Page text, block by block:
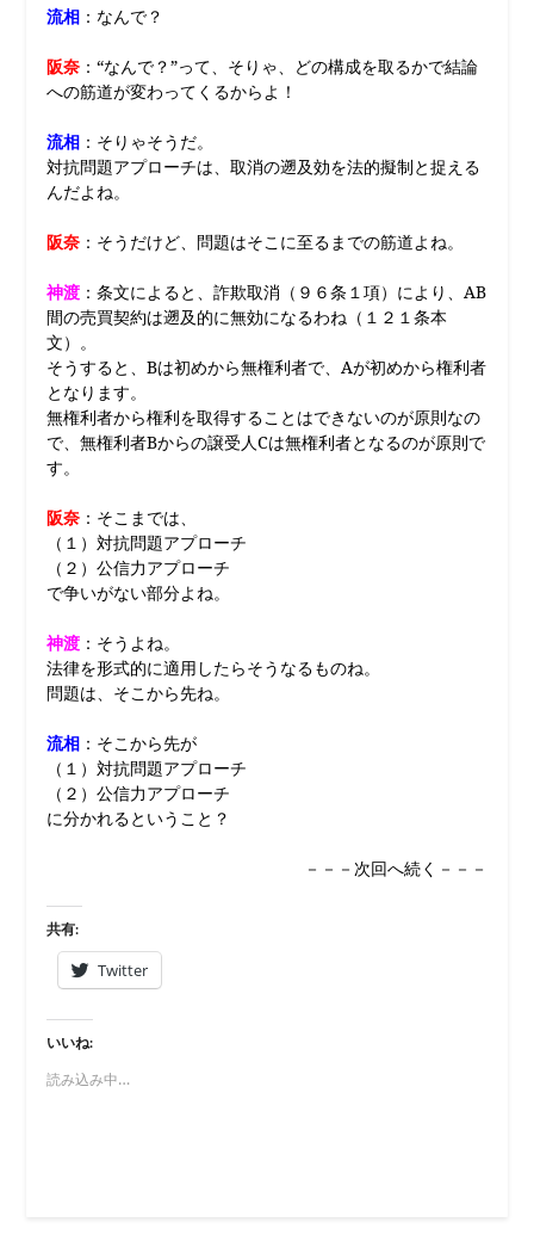
流相：なんで？
阪奈：“なんで？”って、そりゃ、どの構成を取るかで結論
への筋道が変わってくるからよ！
流相：そりゃそうだ。
対抗問題アプローチは、取消の遡及効を法的擬制と捉える
んだよね。
阪奈：そうだけど、問題はそこに至るまでの筋道よね。
神渡：条文によると、詐欺取消（９６条１項）により、AB
間の売買契約は遡及的に無効になるわね（１２１条本
文）。
そうすると、Bは初めから無権利者で、Aが初めから権利者
となります。
無権利者から権利を取得することはできないのが原則なの
で、無権利者Bからの譲受人Cは無権利者となるのが原則で
す。
阪奈：そこまでは、
（１）対抗問題アプローチ
（２）公信力アプローチ
で争いがない部分よね。
神渡：そうよね。
法律を形式的に適用したらそうなるものね。
問題は、そこから先ね。
流相：そこから先が
（１）対抗問題アプローチ
（２）公信力アプローチ
に分かれるということ？
－－－次回へ続く－－－
共有:
Twitter
いいね:
読み込み中…